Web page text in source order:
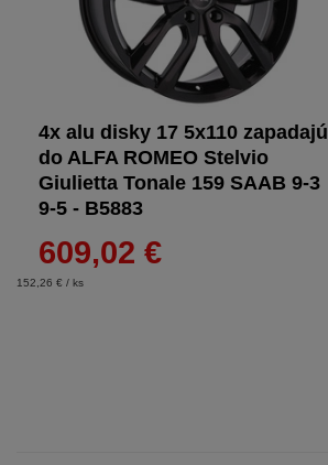
4x alu disky 17 5x110 zapadajú
do ALFA ROMEO Stelvio
Giulietta Tonale 159 SAAB 9-3
9-5 - B5883
609,02 €
152,26 € / ks